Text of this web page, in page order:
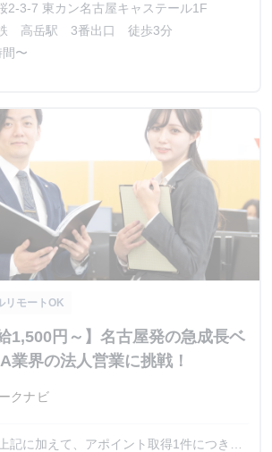
2-3-7 東カン名古屋キャステール1F
鉄 高岳駅 3番出口 徒歩3分
〜
リモートOK
1,500円～】名古屋発の急成長ベ
業界の法人営業に挑戦！
クナビ
記に加えて、アポイント取得1件につき